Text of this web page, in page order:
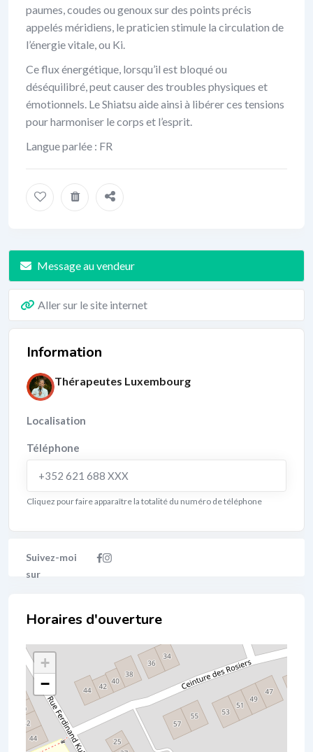
paumes, coudes ou genoux sur des points précis
appelés méridiens, le praticien stimule la circulation de
l’énergie vitale, ou Ki.
Ce flux énergétique, lorsqu’il est bloqué ou
déséquilibré, peut causer des troubles physiques et
émotionnels. Le Shiatsu aide ainsi à libérer ces tensions
pour harmoniser le corps et l’esprit.
Langue parlée : FR
Message au vendeur
Aller sur le site internet
Information
Thérapeutes Luxembourg
Localisation
Téléphone
+352 621 688 XXX
Cliquez pour faire apparaître la totalité du numéro de téléphone
Localisation
+
−